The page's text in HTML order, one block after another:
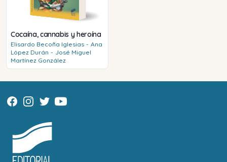
Cocaína, cannabis y heroína
Elisardo Becoña Iglesias - Ana
López Durán - José Miguel
Martínez González